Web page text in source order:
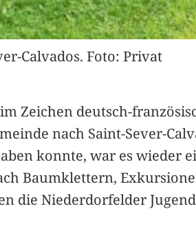
Calvados. Foto: Privat
Zeichen deutsch-
nach Saint-Sever-
konnte, war es
Baumklettern,
die Niederdorfelder